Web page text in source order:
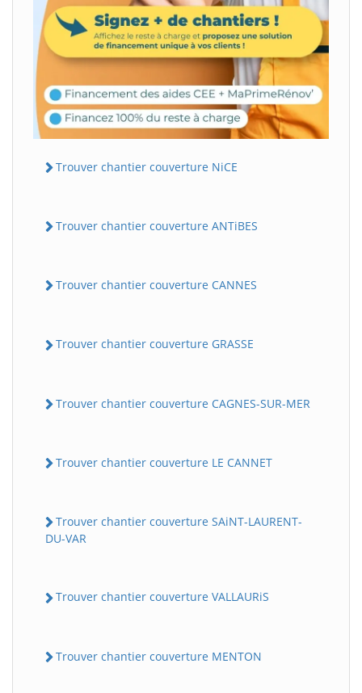
Trouver chantier couverture NiCE
Trouver chantier couverture ANTiBES
Trouver chantier couverture CANNES
Trouver chantier couverture GRASSE
Trouver chantier couverture CAGNES-SUR-MER
Trouver chantier couverture LE CANNET
Trouver chantier couverture SAiNT-LAURENT-
DU-VAR
Trouver chantier couverture VALLAURiS
Trouver chantier couverture MENTON